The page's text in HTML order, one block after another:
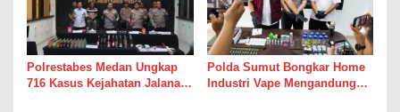
Polrestabes Medan Ungkap
716 Kasus Kejahatan Jalanan
Polda Sumut Bongkar Home
Industri Vape Mengandung